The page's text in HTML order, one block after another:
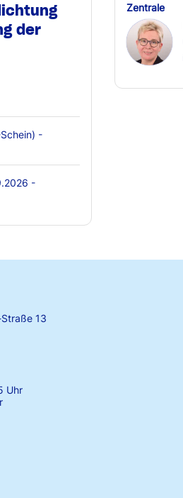
der
-
-
Zentrale
13
Uhr